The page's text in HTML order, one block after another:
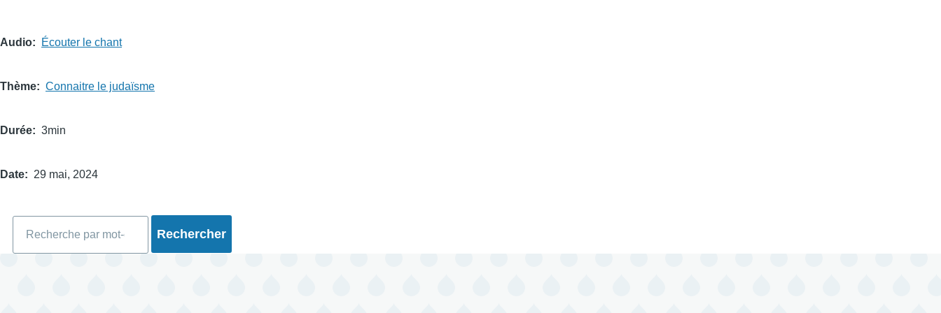
Audio Écouter le chant
Thème Connaitre le judaïsme
Durée 3min
Date 29 mai, 2024